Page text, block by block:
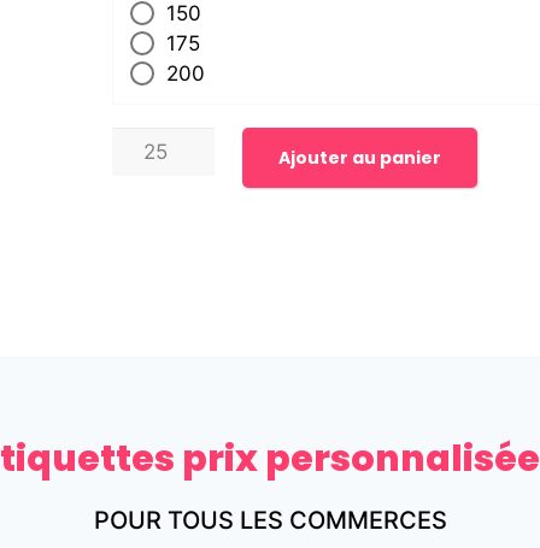
150
175
200
Ajouter au panier
prix
POUR TOUS LES COMMERCES